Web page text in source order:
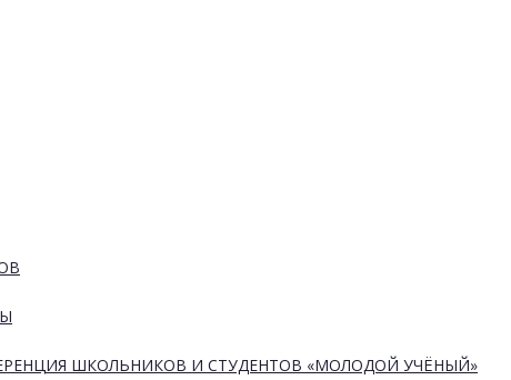
ШКОЛЬНИКОВ И СТУДЕНТОВ «МОЛОДОЙ УЧЁНЫЙ»